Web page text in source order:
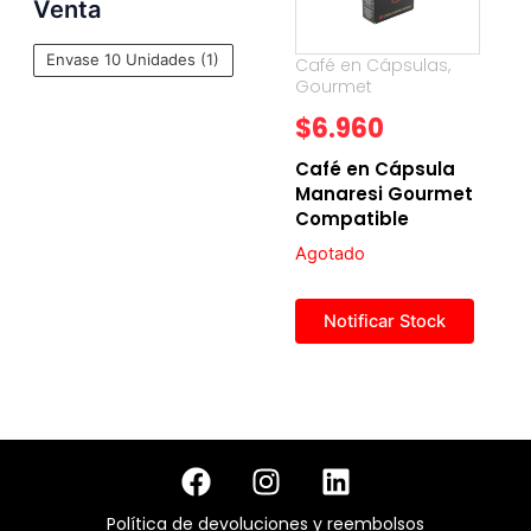
Venta
Envase 10 Unidades (1) Café en Cápsulas,
Gourmet
$6.960
Café en Cápsula
Manaresi Gourmet
Compatible
Agotado
F
a
I
n
L
i
Política de devoluciones y reembolsos